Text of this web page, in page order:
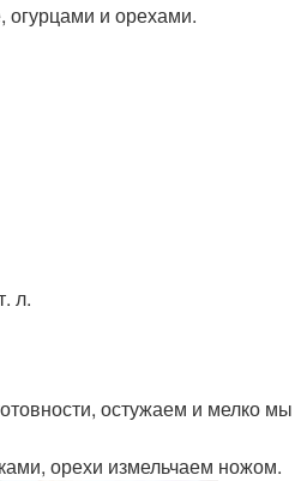
огурцами и орехами.
л.
остужаем и мелко мы
орехи измельчаем ножом.